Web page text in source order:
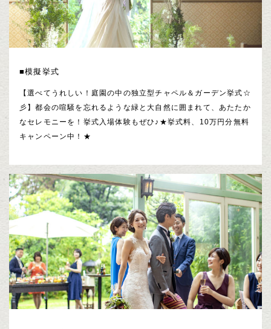
■模擬挙式
【選べてうれしい！庭園の中の独立型チャペル＆ガーデン挙式☆
彡】都会の喧騒を忘れるような緑と大自然に囲まれて、あたたか
なセレモニーを！挙式入場体験もぜひ♪★挙式料、10万円分無料
キャンペーン中！★